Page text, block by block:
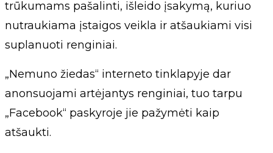
trūkumams pašalinti, išleido įsakymą, kuriuo
nutraukiama įstaigos veikla ir atšaukiami visi
suplanuoti renginiai.
„Nemuno žiedas“ interneto tinklapyje dar
anonsuojami artėjantys renginiai, tuo tarpu
„Facebook“ paskyroje jie pažymėti kaip
atšaukti.